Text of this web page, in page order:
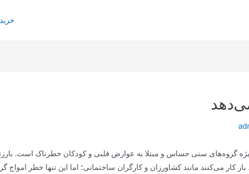
گروه‌های سنی حساس و مبتلا به عوارض قلبی و کودکان خطرناک است.
کار می‌کنند مانند کشاورزان و کارگران ساختمانی؛ اما این تنها خطر